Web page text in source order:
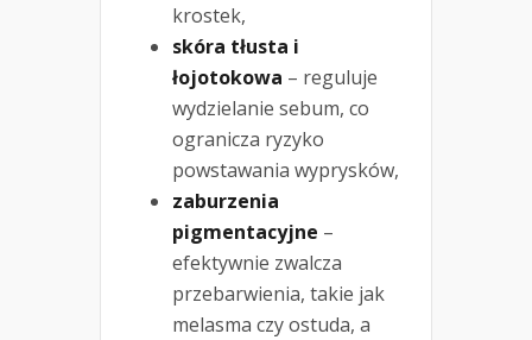
krostek,
skóra tłusta i
łojotokowa – reguluje
wydzielanie sebum, co
ogranicza ryzyko
powstawania wyprysków,
zaburzenia
pigmentacyjne –
efektywnie zwalcza
przebarwienia, takie jak
melasma czy ostuda, a